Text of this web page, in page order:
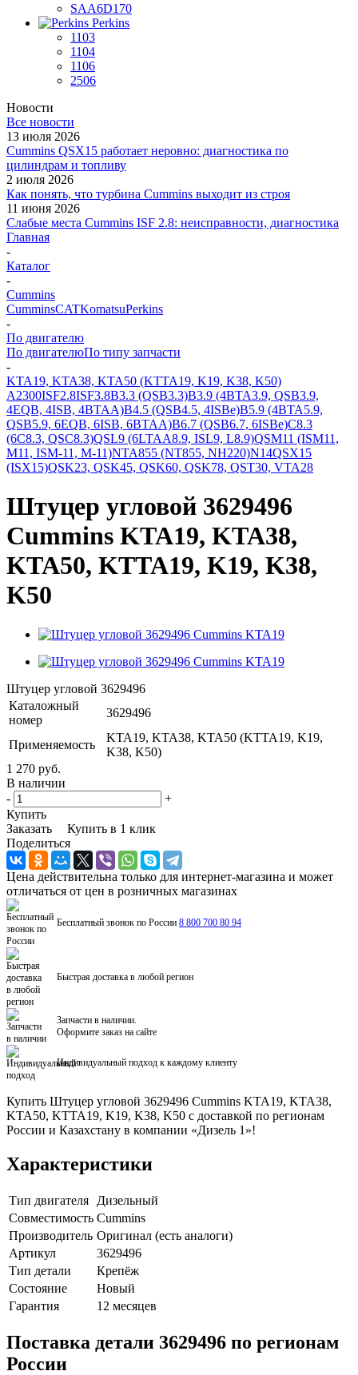
SAA6D170
Perkins
1103
1104
1106
2506
Новости
Все новости
13 июля 2026
Cummins QSX15 работает неровно: диагностика по
цилиндрам и топливу
2 июля 2026
Как понять, что турбина Cummins выходит из строя
11 июня 2026
Слабые места Cummins ISF 2.8: неисправности, диагностика
Главная
-
Каталог
-
Cummins
CumminsCATKomatsuPerkins
-
По двигателю
По двигателюПо типу запчасти
-
KTA19, KTA38, KTA50 (KTTA19, K19, K38, K50)
A2300ISF2.8ISF3.8B3.3 (QSB3.3)B3.9 (4BTA3.9, QSB3.9,
4EQB, 4ISB, 4BTAA)B4.5 (QSB4.5, 4ISBe)B5.9 (4BTA5.9,
QSB5.9, 6EQB, 6ISB, 6BTAA)B6.7 (QSB6.7, 6ISBe)C8.3
(6C8.3, QSC8.3)QSL9 (6LTAA8.9, ISL9, L8.9)QSM11 (ISM11,
M11, ISM-11, M-11)NTA855 (NT855, NH220)N14QSX15
(ISX15)QSK23, QSK45, QSK60, QSK78, QST30, VTA28
Штуцер угловой 3629496
Cummins KTA19, KTA38,
KTA50, KTTA19, K19, K38,
K50
Штуцер угловой 3629496
Каталожный
номер
3629496
Применяемость
KTA19, KTA38, KTA50 (KTTA19, K19,
K38, K50)
1 270 руб.
В наличии
-
+
Купить
Заказать
Купить в 1 клик
Поделиться
Цена действительна только для интернет-магазина и может
отличаться от цен в розничных магазинах
Бесплатный звонок по России 8 800 700 80 94
Быстрая доставка в любой регион
Запчасти в наличии.
Оформите заказ на сайте
Индивидуальный подход к каждому клиенту
Купить Штуцер угловой 3629496 Cummins KTA19, KTA38,
KTA50, KTTA19, K19, K38, K50 с доставкой по регионам
России и Казахстану в компании «Дизель 1»!
Характеристики
Тип двигателя
Дизельный
Совместимость Cummins
Производитель Оригинал (есть аналоги)
Артикул
3629496
Тип детали
Крепёж
Состояние
Новый
Гарантия
12 месяцев
Поставка детали 3629496 по регионам
России